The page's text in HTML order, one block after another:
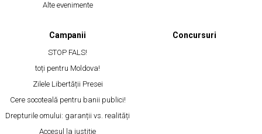
Alte evenimente
Campanii
STOP FALS!
toți pentru Moldova!
Zilele Libertății Presei
Cere socoteală pentru banii publici!
Drepturile omului: garanții vs. realități
Accesul la justiție
Concursuri